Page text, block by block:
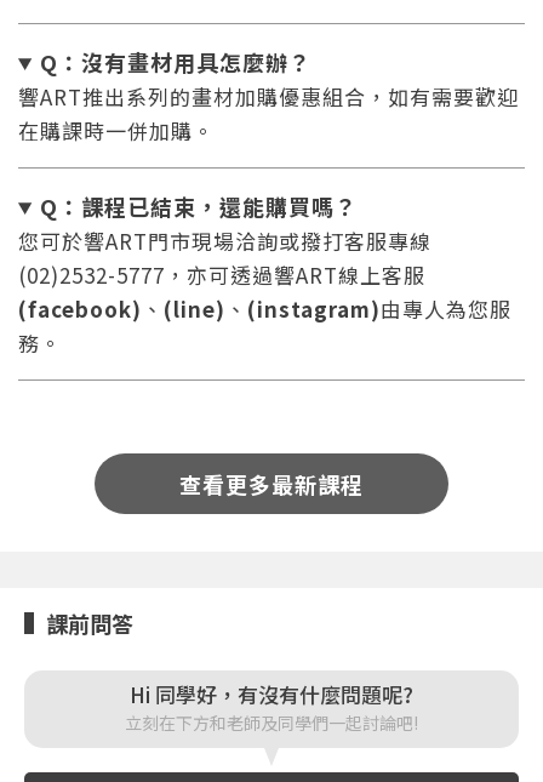
重設密碼
取消
Q：沒有畫材用具怎麼辦？
響ART推出系列的畫材加購優惠組合，如有需要歡迎
在購課時一併加購。
Q：課程已結束，還能購買嗎？
您可於響ART門市現場洽詢或撥打客服專線
(02)2532-5777，亦可透過響ART線上客服
(facebook) 、 (line) 、 (instagram)由專人為您服
務。
查看更多最新課程
課前問答
Hi 同學好，有沒有什麼問題呢?
立刻在下方和老師及同學們一起討論吧!